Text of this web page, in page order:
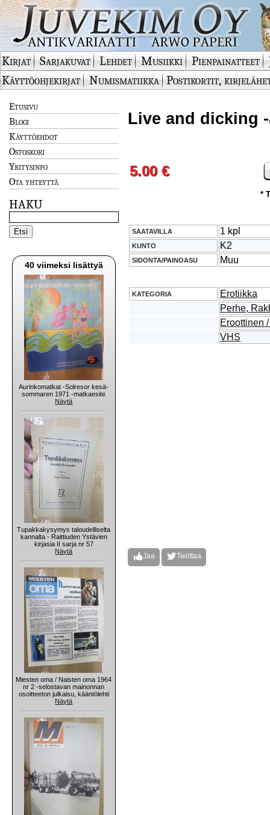
Kirjat Sarjakuvat Lehdet Musiikki Pienpainatteet
Käyttöohjekirjat
Numismatiikka Postikortit,
Etusivu
Blogi
Käyttöehdot
Ostoskori
Yritysinfo
Ota yhteyttä
HAKU
40 viimeksi lisättyä
Aurinkomatkat -Solresor kesä-
sommaren 1971 -matkaesite
Näytä
Tupakkakysymys taloudelliselta
kannalta - Raittiuden Ystävien
kirjasia II sarja nr 57
Näytä
Miesten oma / Naisten oma 1964
nr 2 -selostavan mainonnan
osoitteeton julkaisu, kääntölehti
Näytä
Live and dicking
5.00 €
*
SAATAVILLA 1 kpl
KUNTO K2
SIDONTA/PAINOASU Muu
KATEGORIA
Erotiikka
Perhe,
Eroottinen
VHS
Jaa Twiittaa